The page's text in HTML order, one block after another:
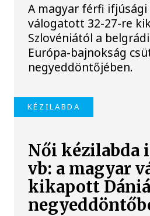
A magyar férfi ifjúsági
válogatott 32-27-re
Szlovéniától a
Európa-bajnokság
negyeddöntőjében.
KÉZILABDA
Női kézilabda
vb: a magyar
kikapott